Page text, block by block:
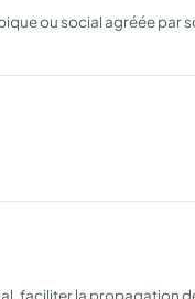
ou social agréée par
faciliter la propagation